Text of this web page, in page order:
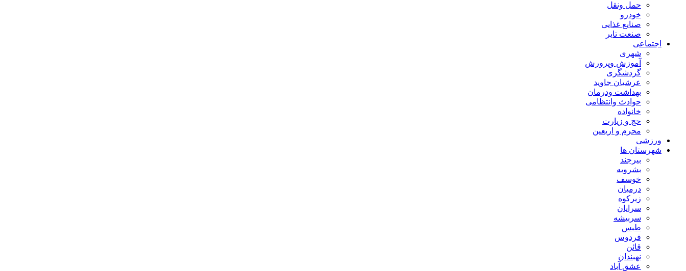
حمل ونقل
خودرو
صنایع غذایی
صنعت تایر
اجتماعی
شهری
آموزش وپرورش
گردشگری
عرشیان جاوید
بهداشت ودرمان
حوادث وانتظامی
خانواده
حج و زیارت
محرم و اریعین
ورزشی
شهرستان ها
بیرجند
بشرویه
خوسف
درمیان
زیرکوه
سرایان
سربیشه
طبس
فردوس
قائن
نهبندان
عشق آباد